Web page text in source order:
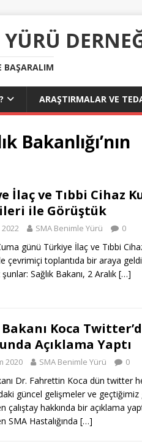
BAŞARALIM
ARAŞTIRMALAR VE
Bakanlığı’nın
İlaç ve Tıbbi Cihaz
ile Görüştük
2022 SMA Benimle Yürü 0
günü Türkiye İlaç ve Tıbbi
çevrimiçi toplantıda bir araya
Sağlık Bakanı, 2 Aralık […]
Bakanı Koca
Açıklama Yaptı
2020 SMA Benimle Yürü 0
Dr. Fahrettin Koca dün twitter
güncel gelişmeler ve geçtiğimiz
çalıştay hakkında bir açıklama
SMA Hastalığında […]